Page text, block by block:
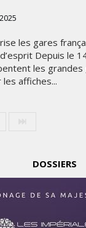
les gares
Depuis le
les grandes
affiches...
DOSSIERS